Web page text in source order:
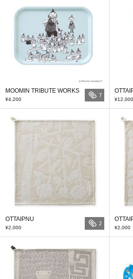
MOOMIN TRIBUTE WORKS
¥4,200
7
¥12,000
OTTAIPNU
¥2,000
2
¥2,000